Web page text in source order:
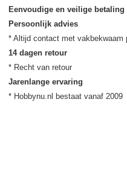
Eenvoudige en veilige betaling
Persoonlijk advies
14 dagen retour
Jarenlange ervaring
* Hobbynu.nl bestaat vanaf 2009